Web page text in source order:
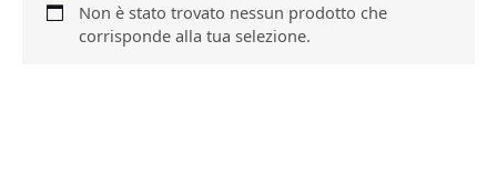
Non è stato trovato nessun prodotto che
corrisponde alla tua selezione.
DISATTIVA